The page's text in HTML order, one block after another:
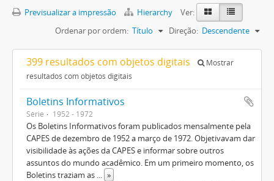
Previsualizar a impressão Hierarchy
Ver:
Ordenar por ordem: Título Direção: Descendente
399 resultados com objetos digitais
Mostrar
resultados com objetos digitais
Boletins Informativos
Série 1952 - 1972
Os Boletins Informativos foram publicados mensalmente pela
CAPES de dezembro de 1952 a março de 1972. Objetivavam dar
visibilidade às ações da CAPES e informar sobre outros
assuntos do mundo acadêmico. Em um primeiro momento, os
Boletins traziam as ... »